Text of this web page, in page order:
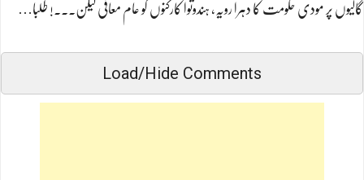
گالیوں پر مودی حکومت کا دہرا رویہ، ہندوتوا کارکنوں کو عام معافی لیکن۔۔۔! طلبا…
Load/Hide Comments